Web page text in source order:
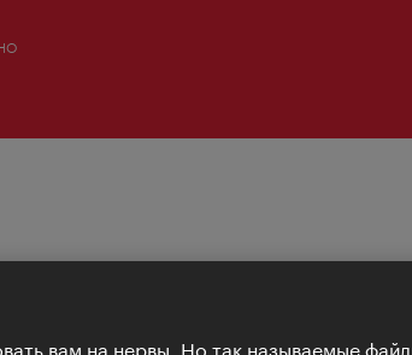
вам на нервы. Но так называемые